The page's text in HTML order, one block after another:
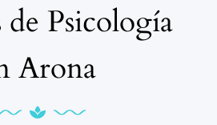
Psicología
Arona